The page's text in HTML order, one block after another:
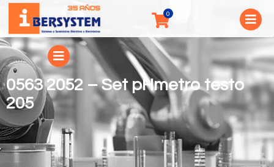
0563 2052 – Set pHmetro testo
205